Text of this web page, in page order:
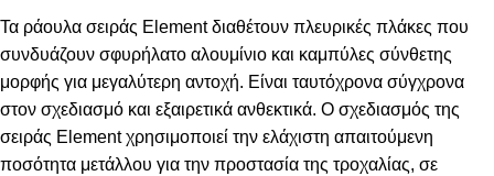
Τα ράουλα σειράς Element διαθέτουν πλευρικές πλάκες που
συνδυάζουν σφυρήλατο αλουμίνιο και καμπύλες σύνθετης
μορφής για μεγαλύτερη αντοχή. Είναι ταυτόχρονα σύγχρονα
στον σχεδιασμό και εξαιρετικά ανθεκτικά. Ο σχεδιασμός της
σειράς Element χρησιμοποιεί την ελάχιστη απαιτούμενη
ποσότητα μετάλλου για την προστασία της τροχαλίας, σε